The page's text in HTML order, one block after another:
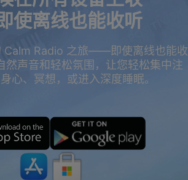
使离线也能收听
Calm Radio 之旅——即使离线也能收
然声音和轻松氛围，让您轻松集中注
心、冥想，或进入深度睡眠。